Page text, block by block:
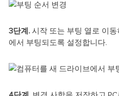
3단계.시작 또는 부팅 열로 이
에서 부팅되도록 설정합니다.